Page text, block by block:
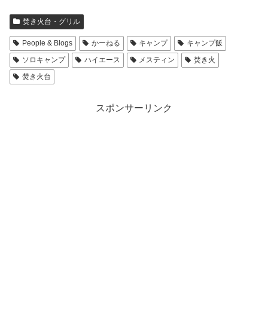
焚き火台・グリル
People & Blogs かーねる キャンプ
キャンプ飯
ソロキャンプ
ハイエース メスティン
焚き火
焚き火台
スポンサーリンク